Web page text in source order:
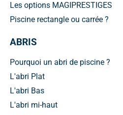
Les options MAGIPRESTIGES
Piscine rectangle ou carrée ?
ABRIS
Pourquoi un abri de piscine ?
L'abri Plat
L'abri Bas
L'abri mi-haut